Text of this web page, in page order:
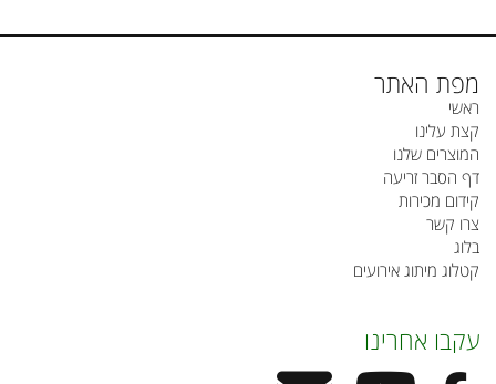
מפת האתר
ראשי
קצת עלינו
המוצרים שלנו
דף הסבר זריעה
קידום מכירות
צרו קשר
בלוג
קטלוג מיתוג אירועים
עקבו אחרינו